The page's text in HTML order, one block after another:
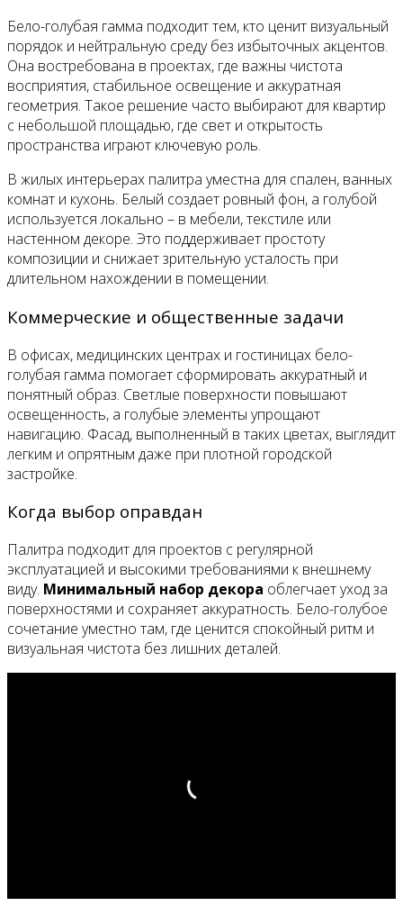
Бело-голубая гамма подходит тем, кто ценит визуальный
порядок и нейтральную среду без избыточных акцентов.
Она востребована в проектах, где важны чистота
восприятия, стабильное освещение и аккуратная
геометрия. Такое решение часто выбирают для квартир
с небольшой площадью, где свет и открытость
пространства играют ключевую роль.
В жилых интерьерах палитра уместна для спален, ванных
комнат и кухонь. Белый создает ровный фон, а голубой
используется локально – в мебели, текстиле или
настенном декоре. Это поддерживает простоту
композиции и снижает зрительную усталость при
длительном нахождении в помещении.
Коммерческие и общественные задачи
В офисах, медицинских центрах и гостиницах бело-
голубая гамма помогает сформировать аккуратный и
понятный образ. Светлые поверхности повышают
освещенность, а голубые элементы упрощают
навигацию. Фасад, выполненный в таких цветах, выглядит
легким и опрятным даже при плотной городской
застройке.
Когда выбор оправдан
Палитра подходит для проектов с регулярной
эксплуатацией и высокими требованиями к внешнему
виду. Минимальный набор декора облегчает уход за
поверхностями и сохраняет аккуратность. Бело-голубое
сочетание уместно там, где ценится спокойный ритм и
визуальная чистота без лишних деталей.